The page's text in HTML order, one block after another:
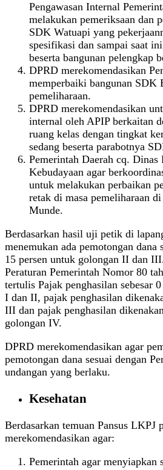
Pengawasan Internal
melakukan pemeriksaan dan
SDK Watuapi yang
spesifikasi dan sampai saat
beserta bangunan pelengkap
DPRD merekomendasikan
memperbaiki bangunan SDK
pemeliharaan.
DPRD merekomendasikan
internal oleh APIP berkaitan
ruang kelas dengan tingkat
sedang beserta parabotnya
Pemerintah Daerah cq. Dinas
Kebudayaan agar
untuk melakukan perbaikan
retak di masa pemeliharaan
Munde.
Berdasarkan hasil uji petik di
menemukan ada pemotongan dana
15 persen untuk golongan II dan
Peraturan Pemerintah Nomor 80
tertulis Pajak penghasilan sebesar
I dan II, pajak penghasilan
III dan pajak penghasilan
golongan IV.
DPRD merekomendasikan agar
pemotongan dana sesuai dengan
undangan yang berlaku.
Kesehatan
Berdasarkan temuan Pansus LKPJ
merekomendasikan agar:
Pemerintah agar menyiapkan